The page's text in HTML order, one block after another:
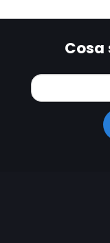
Cosa